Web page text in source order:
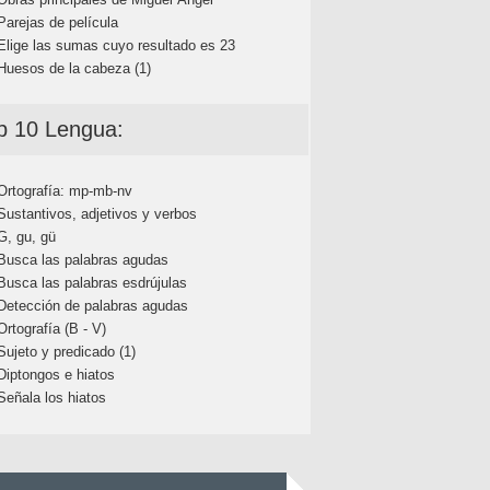
de película
las sumas cuyo resultado es 23
de la cabeza (1)
10 Lengua:
mp-mb-nv
adjetivos y verbos
gu, gü
las palabras agudas
las palabras esdrújulas
de palabras agudas
(B - V)
y predicado (1)
e hiatos
los hiatos